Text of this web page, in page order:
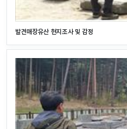
발견매장유산 현지조사 및 감정